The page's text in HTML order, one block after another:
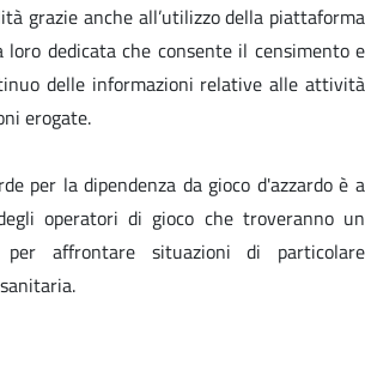
grazie anche all’utilizzo della piattaforma
loro dedicata che consente il censimento e
delle informazioni relative alle attività
erogate.
per la dipendenza da gioco d'azzardo è a
operatori di gioco che troveranno un
per affrontare situazioni di particolare